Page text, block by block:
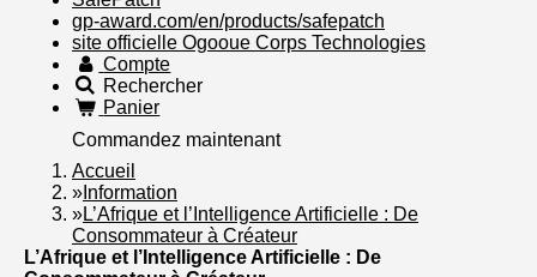
gp-award.com/en/products/safepatch
site officielle Ogooue Corps Technologies
Compte
Rechercher
Panier
Commandez maintenant
Accueil
» Information
»L’Afrique et l’Intelligence Artificielle : De
Consommateur à Créateur
L’Afrique et l’Intelligence Artificielle : De